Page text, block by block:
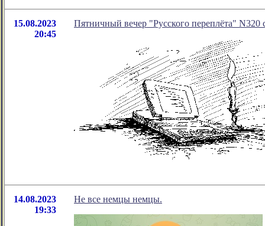
15.08.2023
20:45
Пятничный вечер "Русского переплёта" N320
14.08.2023
19:33
Не все немцы немцы.